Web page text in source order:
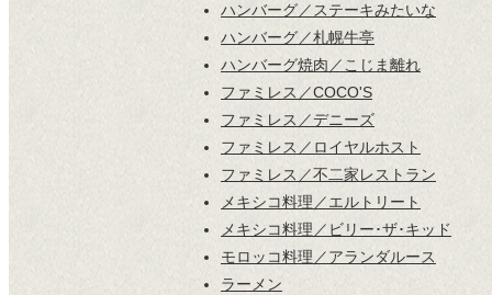
ハンバーグ／ステーキみたいな
ハンバーグ／札幌牛亭
ハンバーグ焼肉／こじま離れ
ファミレス／COCO'S
ファミレス／デニーズ
ファミレス／ロイヤルホスト
ファミレス／不二家レストラン
メキシコ料理／エルトリート
メキシコ料理／ビリー･ザ･キッド
モロッコ料理／アランダルース
ラーメン